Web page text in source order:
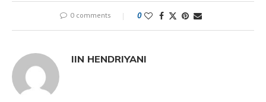
0 comments 0
IIN HENDRIYANI